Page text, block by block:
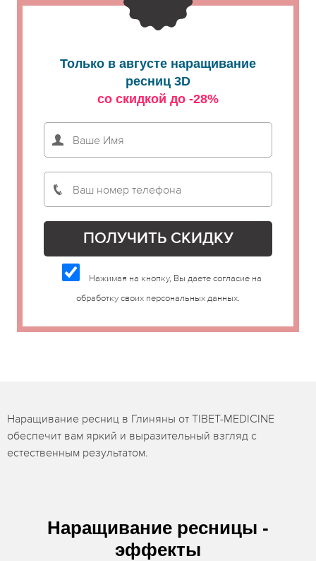
Только в августе наращивание
ресниц 3D
со скидкой до -28%
Нажимая на кнопку, Вы даете согласие на
обработку своих персональных данных.
Наращивание ресниц в Глиняны от TIBET-MEDICINE
обеспечит вам яркий и выразительный взгляд с
естественным результатом.
Наращивание ресницы -
эффекты